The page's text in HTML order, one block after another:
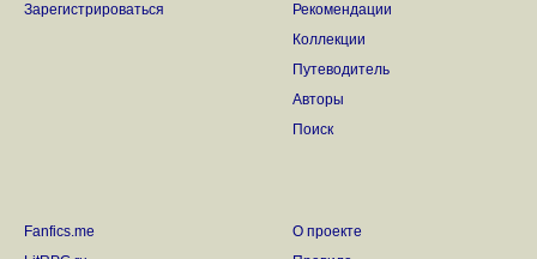
Зарегистрироваться
Рекомендации
Коллекции
Путеводитель
Авторы
Поиск
Fanfics.me
О проекте